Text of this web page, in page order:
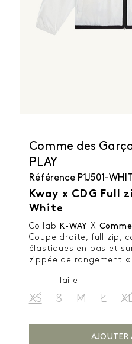
Comme des
PLAY
Référence P1J501-
Kway x CDG Full
White
Collab K-WAY X
Coupe droite, full zip,
élastiques en bas et
zippée de rangement
Taille
XS S M L
AJOUTER